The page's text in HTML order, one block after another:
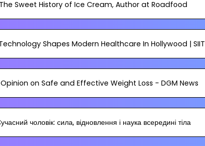
The Sweet History of Ice Cream, Author at Roadfood
Shapes Modern Healthcare In Hollywood | SIIT
on Safe and Effective Weight Loss - DGM News
чоловік: сила, відновлення і наука всередині тіла